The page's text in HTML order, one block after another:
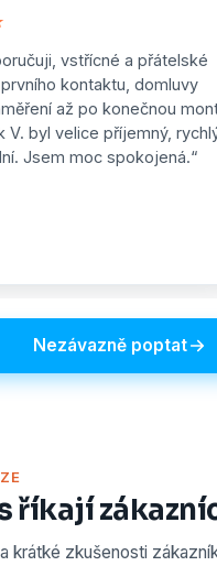
vstřícné a přátelské
kontaktu, domluvy
až po konečnou
V. byl velice příjemný,
Jsem moc spokojená.“
Nezávazně poptat
říkají
krátké zkušenosti